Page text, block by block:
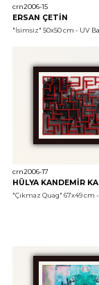
crn2006-15
ERSAN ÇETİN
"İsimsiz" 50x50 cm - UV
crn2006-17
HÜLYA KANDEMİR
"Çıkmaz Quag"